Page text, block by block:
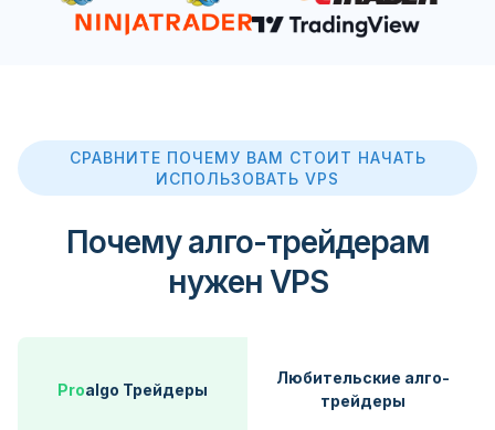
СРАВНИТЕ ПОЧЕМУ ВАМ СТОИТ НАЧАТЬ
ИСПОЛЬЗОВАТЬ VPS
Почему алго-трейдерам
нужен VPS
Proalgo Трейдеры
Любительские алго-
трейдеры